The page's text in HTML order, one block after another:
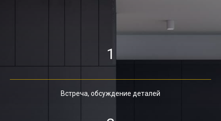
1
Встреча, обсуждение деталей